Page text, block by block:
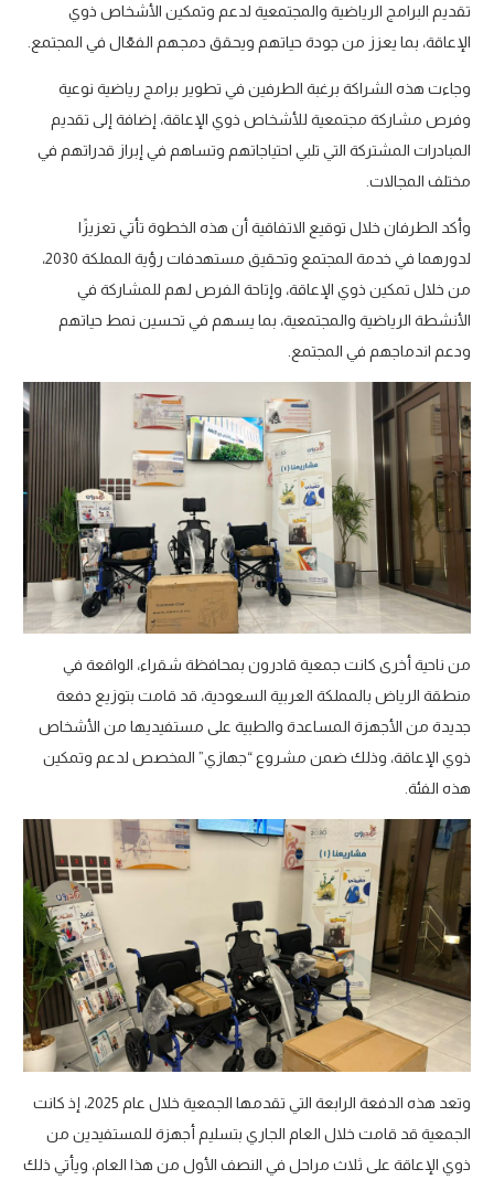
تقديم البرامج الرياضية والمجتمعية لدعم وتمكين الأشخاص ذوي
الإعاقة، بما يعزز من جودة حياتهم ويحقق دمجهم الفعّال في المجتمع.
وجاءت هذه الشراكة برغبة الطرفين في تطوير برامج رياضية نوعية
وفرص مشاركة مجتمعية للأشخاص ذوي الإعاقة، إضافة إلى تقديم
المبادرات المشتركة التي تلبي احتياجاتهم وتساهم في إبراز قدراتهم في
مختلف المجالات.
وأكد الطرفان خلال توقيع الاتفاقية أن هذه الخطوة تأتي تعزيزًا
لدورهما في خدمة المجتمع وتحقيق مستهدفات رؤية المملكة 2030،
من خلال تمكين ذوي الإعاقة، وإتاحة الفرص لهم للمشاركة في
الأنشطة الرياضية والمجتمعية، بما يسهم في تحسين نمط حياتهم
ودعم اندماجهم في المجتمع.
من ناحية أخرى كانت جمعية قادرون بمحافظة شقراء، الواقعة في
منطقة الرياض بالمملكة العربية السعودية، قد قامت بتوزيع دفعة
جديدة من الأجهزة المساعدة والطبية على مستفيديها من الأشخاص
ذوي الإعاقة، وذلك ضمن مشروع “جهازي” المخصص لدعم وتمكين
هذه الفئة.
وتعد هذه الدفعة الرابعة التي تقدمها الجمعية خلال عام 2025، إذ كانت
الجمعية قد قامت خلال العام الجاري بتسليم أجهزة للمستفيدين من
ذوي الإعاقة على ثلاث مراحل في النصف الأول من هذا العام، ويأتي ذلك